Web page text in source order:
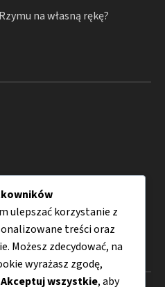
na własną rękę?
ulepszać korzystanie z
treści oraz
Możesz zdecydować, na
wyrażasz zgodę,
Akceptuj wszystkie, aby